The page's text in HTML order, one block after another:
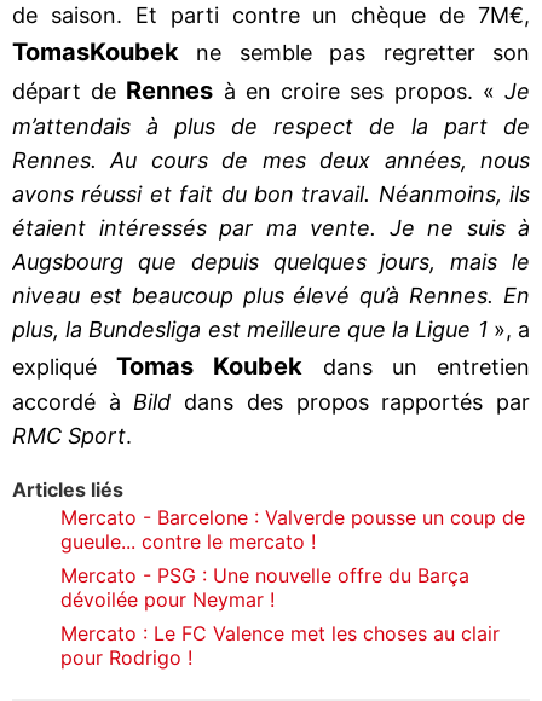
de saison. Et parti contre un chèque de 7M€,
TomasKoubek ne semble pas regretter son
départ de Rennes à en croire ses propos. «Je
m’attendais à plus de respect de la part de
Rennes. Au cours de mes deux années, nous
avons réussi et fait du bon travail. Néanmoins, ils
étaient intéressés par ma vente. Je ne suis à
Augsbourg que depuis quelques jours, mais le
niveau est beaucoup plus élevé qu’à Rennes. En
plus, la Bundesliga est meilleure que la Ligue 1», a
expliquéTomas Koubek dans un entretien
accordé à Bild dans des propos rapportés par
RMC Sport.
Articles liés
Mercato - Barcelone : Valverde pousse un coup de
gueule... contre le mercato !
Mercato - PSG : Une nouvelle offre du Barça
dévoilée pour Neymar !
Mercato : Le FC Valence met les choses au clair
pour Rodrigo !